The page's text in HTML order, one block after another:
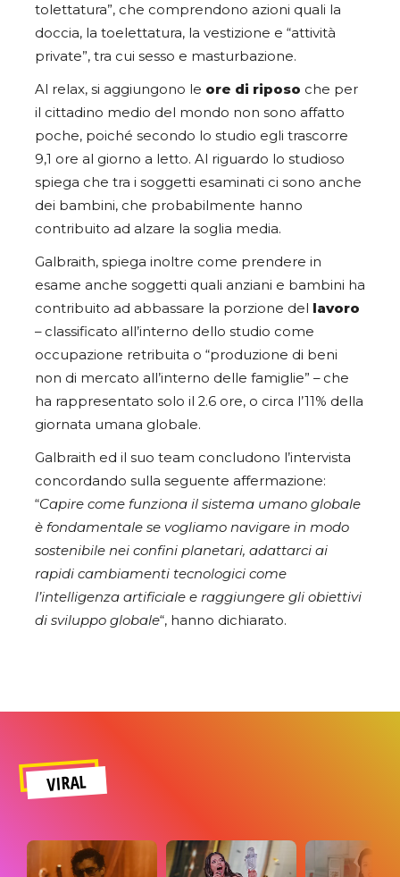
tolettatura”, che comprendono azioni quali la
doccia, la toelettatura, la vestizione e “attività
private”, tra cui sesso e masturbazione.
Al relax, si aggiungono le ore di riposo che per
il cittadino medio del mondo non sono affatto
poche, poiché secondo lo studio egli trascorre
9,1 ore al giorno a letto. Al riguardo lo studioso
spiega che tra i soggetti esaminati ci sono anche
dei bambini, che probabilmente hanno
contribuito ad alzare la soglia media.
Galbraith, spiega inoltre come prendere in
esame anche soggetti quali anziani e bambini ha
contribuito ad abbassare la porzione del lavoro
– classificato all’interno dello studio come
occupazione retribuita o “produzione di beni
non di mercato all’interno delle famiglie” – che
ha rappresentato solo il 2.6 ore, o circa l’11% della
giornata umana globale.
Galbraith ed il suo team concludono l’intervista
concordando sulla seguente affermazione:
“Capire come funziona il sistema umano globale
è fondamentale se vogliamo navigare in modo
sostenibile nei confini planetari, adattarci ai
rapidi cambiamenti tecnologici come
l’intelligenza artificiale e raggiungere gli obiettivi
di sviluppo globale“, hanno dichiarato.
VIRAL